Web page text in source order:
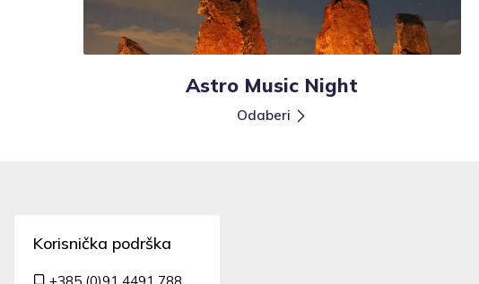
Astro Music Night
Odaberi
Korisnička podrška